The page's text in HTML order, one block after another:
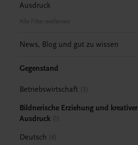
Ausdruck
Alle Filter entfernen
News, Blog und gut zu wissen
Gegenstand
Betriebswirtschaft 3
Bildnerische Erziehung und kreativer
Ausdruck 1
Deutsch 4